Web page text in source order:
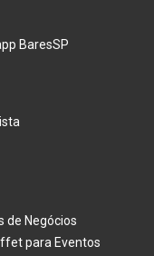
BaresSP
de Negócios
para Eventos